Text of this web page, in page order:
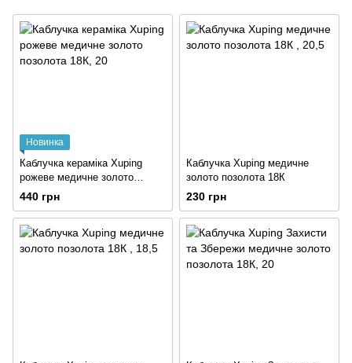
Новинка
Каблучка кераміка Xuping
рожеве медичне золото
позолота 18К
440 грн
Каблучка Xuping медичне
золото позолота 18К
230 грн